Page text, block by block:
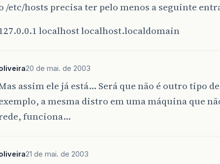
/etc/hosts precisa ter pelo menos a seguinte
localhost localhost.localdomain
20 de mai. de 2003
assim ele já está… Será que não é outro tipo
a mesma distro em uma máquina que
funciona…
21 de mai. de 2003